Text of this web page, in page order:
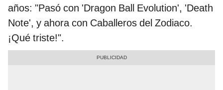
años: "Pasó con 'Dragon Ball Evolution', 'Death
Note', y ahora con Caballeros del Zodiaco.
¡Qué triste!".